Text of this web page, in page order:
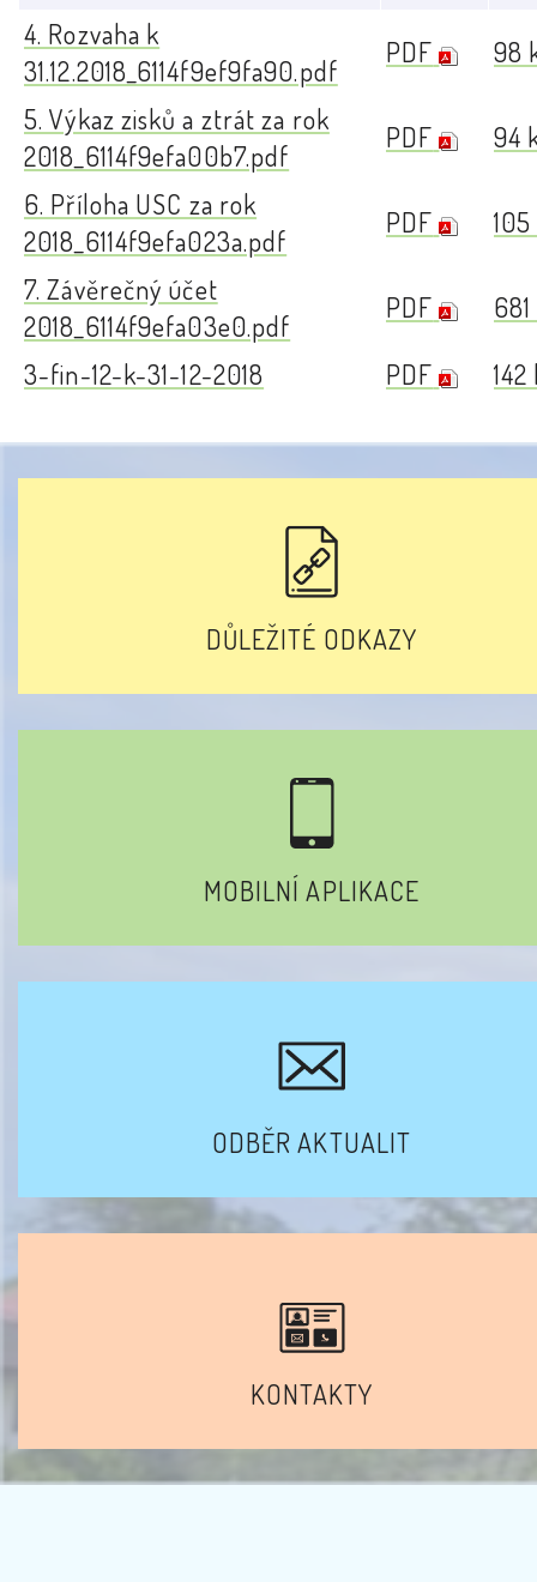
4. Rozvaha k
31.12.2018_6114f9ef9fa90.pdf
PDF
98
5. Výkaz zisků a ztrát za rok
2018_6114f9efa00b7.pdf
PDF
94
6. Příloha USC za rok
2018_6114f9efa023a.pdf
PDF
7. Závěrečný účet
2018_6114f9efa03e0.pdf
PDF
3-fin-12-k-31-12-2018
PDF
DŮLEŽITÉ ODKAZY
MOBILNÍ APLIKACE
ODBĚR AKTUALIT
KONTAKTY